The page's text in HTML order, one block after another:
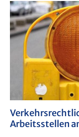
Arbeitsstellen